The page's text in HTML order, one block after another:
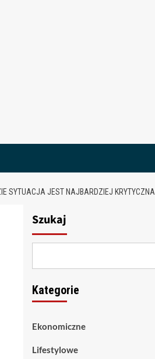
SYTUACJA JEST NAJBARDZIEJ KRYTYCZNA
Szukaj
Kategorie
Ekonomiczne
Lifestylowe